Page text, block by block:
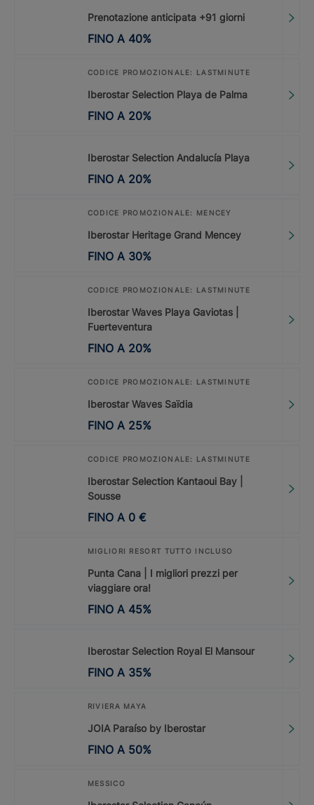
Prenotazione anticipata +91 giorni
FINO A 40%
CODICE PROMOZIONALE: LASTMINUTE
Iberostar Selection Playa de Palma
FINO A 20%
Iberostar Selection Andalucía Playa
FINO A 20%
CODICE PROMOZIONALE: MENCEY
Iberostar Heritage Grand Mencey
FINO A 30%
CODICE PROMOZIONALE: LASTMINUTE
Iberostar Waves Playa Gaviotas |
Fuerteventura
FINO A 20%
CODICE PROMOZIONALE: LASTMINUTE
Iberostar Waves Saïdia
FINO A 25%
CODICE PROMOZIONALE: LASTMINUTE
Iberostar Selection Kantaoui Bay |
Sousse
FINO A 0 €
MIGLIORI RESORT TUTTO INCLUSO
Punta Cana | I migliori prezzi per
viaggiare ora!
FINO A 45%
Iberostar Selection Royal El Mansour
FINO A 35%
RIVIERA MAYA
JOIA Paraíso by Iberostar
FINO A 50%
MESSICO